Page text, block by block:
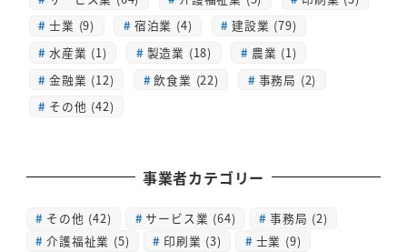
士業 (9)
宿泊業 (4)
建設業 (79)
水産業 (1)
製造業 (18)
農業 (1)
金融業 (12)
飲食業 (22)
事務局 (2)
その他 (42)
事業者カテゴリー
その他 (42) サービス業 (64) 事務局 (2)
介護福祉業 (5) 印刷業 (3) 士業 (9)